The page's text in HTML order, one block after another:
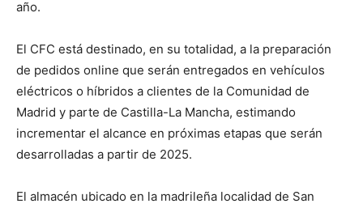
año.
El CFC está destinado, en su totalidad, a la preparación
de pedidos online que serán entregados en vehículos
eléctricos o híbridos a clientes de la Comunidad de
Madrid y parte de Castilla-La Mancha, estimando
incrementar el alcance en próximas etapas que serán
desarrolladas a partir de 2025.
El almacén ubicado en la madrileña localidad de San